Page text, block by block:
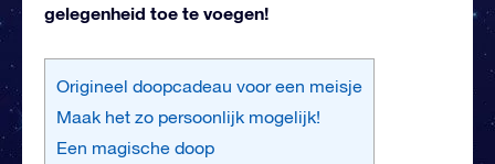
gelegenheid toe te voegen!
Origineel doopcadeau voor een meisje
Maak het zo persoonlijk mogelijk!
Een magische doop